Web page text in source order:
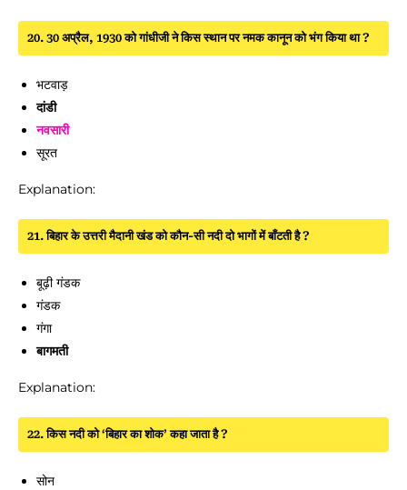
20. 30 अप्रैल, 1930 को गांधीजी ने किस स्थान पर नमक कानून को भंग किया था ?
भटवाड़
दांडी
नवसारी
सूरत
Explanation:
21. बिहार के उत्तरी मैदानी खंड को कौन-सी नदी दो भागों में बाँटती है ?
बूढ़ी गंडक
गंडक
गंगा
बागमती
Explanation:
22. किस नदी को ‘बिहार का शोक’ कहा जाता है ?
सोन